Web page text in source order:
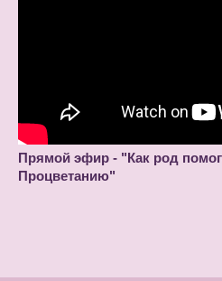
Прямой эфир - "Как род
Процветанию"